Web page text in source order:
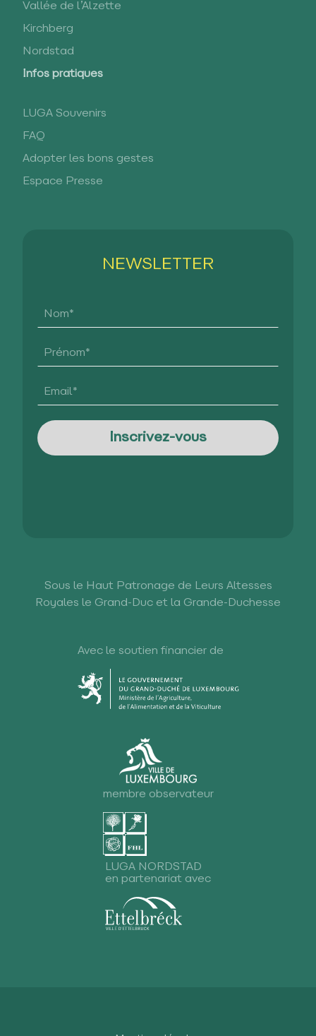
Vallée de l’Alzette
Kirchberg
Nordstad
Infos pratiques
LUGA Souvenirs
FAQ
Adopter les bons gestes
Espace Presse
NEWSLETTER
Sous le Haut Patronage de Leurs Altesses
Royales le Grand-Duc et la Grande-Duchesse
Avec le soutien financier de
membre observateur
LUGA NORDSTAD
en partenariat avec